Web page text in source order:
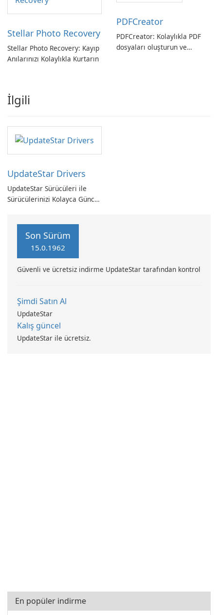
Stellar Photo Recovery
Stellar Photo Recovery: Kayıp
Anılarınızı Kolaylıkla Kurtarın
PDFCreator
PDFCreator: Kolaylıkla PDF
dosyaları oluşturun ve
İlgili
UpdateStar Drivers
UpdateStar Sürücüleri ile
Sürücülerinizi Kolayca Güncel
Son Sürüm
15.0.1962
Güvenli ve ücretsiz indirme UpdateStar tarafından kontrol
Şimdi Satın Al
UpdateStar
Kalış güncel
UpdateStar ile ücretsiz.
En popüler indirme